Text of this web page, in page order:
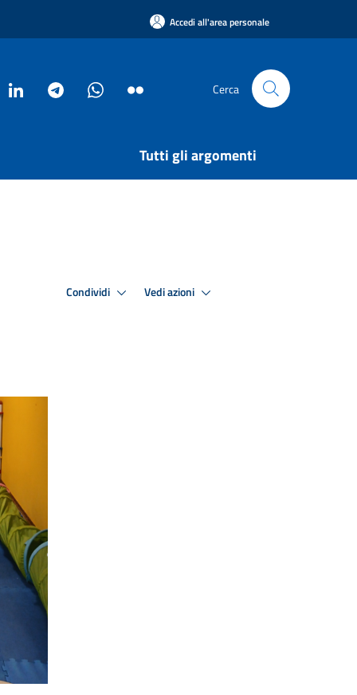
Accedi all'area personale
Cerca
Tutti gli argomenti
Condividi Vedi azioni